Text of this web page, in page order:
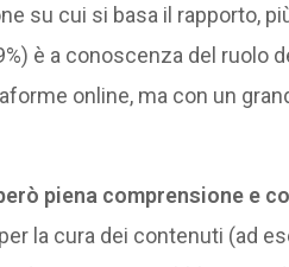
su cui si basa il rapporto,
è a conoscenza del ruolo
online, ma con un
piena comprensione e
la cura dei contenuti (ad